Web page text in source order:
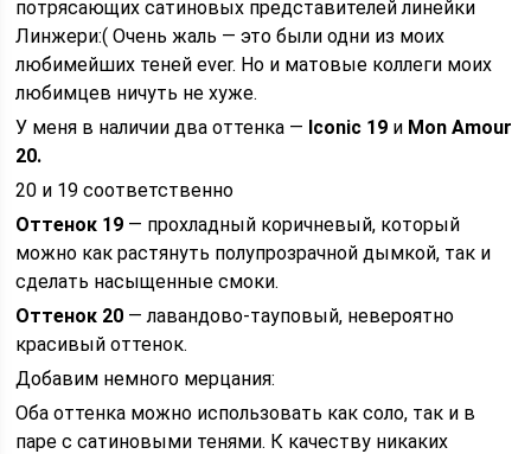
потрясающих сатиновых представителей линейки
Линжери:( Очень жаль — это были одни из моих
любимейших теней ever. Но и матовые коллеги моих
любимцев ничуть не хуже.
У меня в наличии два оттенка — Iconic 19 и Mon Amour
20.
20 и 19 соответственно
Оттенок 19 — прохладный коричневый, который
можно как растянуть полупрозрачной дымкой, так и
сделать насыщенные смоки.
Оттенок 20 — лавандово-тауповый, невероятно
красивый оттенок.
Добавим немного мерцания:
Оба оттенка можно использовать как соло, так и в
паре с сатиновыми тенями. К качеству никаких